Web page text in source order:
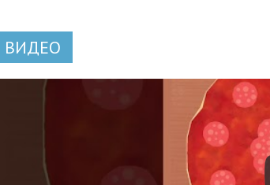
ВИДЕО